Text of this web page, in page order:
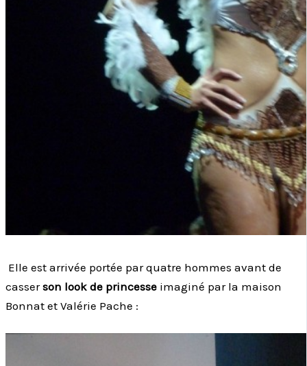
Elle est arrivée portée par quatre hommes avant de
casserson look de princesse imaginé par la maison
Bonnat et Valérie Pache :